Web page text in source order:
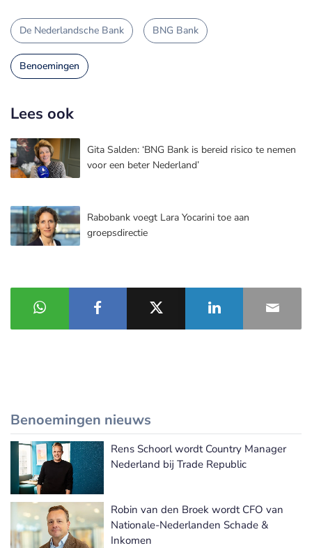
De Nederlandsche Bank BNG Bank
Benoemingen
Lees ook
Gita Salden: ‘BNG Bank is bereid risico te nemen
voor een beter Nederland’
Rabobank voegt Lara Yocarini toe aan
groepsdirectie
Benoemingen nieuws
Meer Benoemingen nieuws
Rens Schoorl wordt Country Manager
Nederland bij Trade Republic
Robin van den Broek wordt CFO van
Nationale-Nederlanden Schade &
Inkomen